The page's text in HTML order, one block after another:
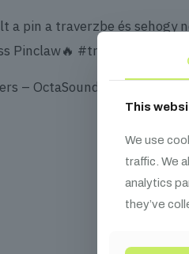
a pin a traverzbe és sehogy
Pinclaw🔥 #truss
– OctaSounds
This
We use
traffic. We
analytics
they’ve